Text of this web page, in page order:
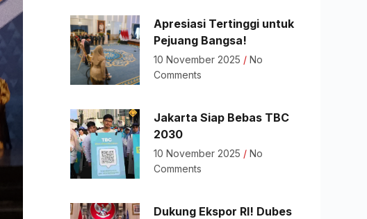
Apresiasi Tertinggi untuk
Pejuang Bangsa!
10 November 2025
No
Comments
Jakarta Siap Bebas TBC
2030
10 November 2025
No
Comments
Dukung Ekspor RI! Dubes